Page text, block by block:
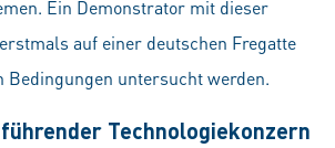
Ein Demonstrator mit dieser
auf einer deutschen Fregatte
Bedingungen untersucht werden.
Technologiekonzern